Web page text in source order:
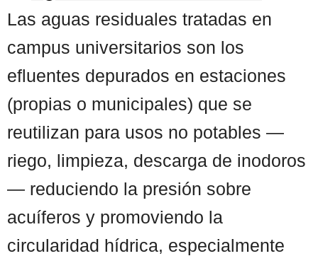
Las aguas residuales tratadas en
campus universitarios son los
efluentes depurados en estaciones
(propias o municipales) que se
reutilizan para usos no potables —
riego, limpieza, descarga de inodoros
— reduciendo la presión sobre
acuíferos y promoviendo la
circularidad hídrica, especialmente